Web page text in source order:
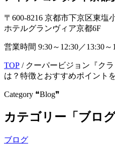
〒600-8216 京都市下京区東塩
ホテルグランヴィア京都6F
営業時間 9:30～12:30／13:30
TOP / クーパービジョン『ク
は？特徴とおすすめポイント
Category ❝Blog❞
カテゴリー「ブログ
ブログ